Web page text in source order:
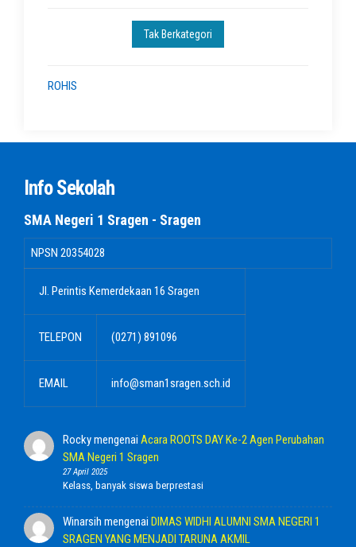
Tak Berkategori
ROHIS
Info Sekolah
SMA Negeri 1 Sragen - Sragen
NPSN 20354028
Jl. Perintis Kemerdekaan 16 Sragen
TELEPON (0271) 891096
EMAIL info@sman1sragen.sch.id
Rockymengenai Acara ROOTS DAY Ke-2 Agen Perubahan
SMA Negeri 1 Sragen
27 April 2025
Kelass, banyak siswa berprestasi
Winarsih mengenai DIMAS WIDHI ALUMNI SMA NEGERI 1
SRAGEN YANG MENJADI TARUNA AKMIL